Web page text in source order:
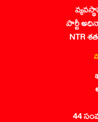
పార్టీ
NTR
44